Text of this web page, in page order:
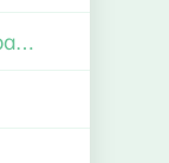
咱这边主要依靠 Clash 的 Rule-based 分流，感觉也不错的样子